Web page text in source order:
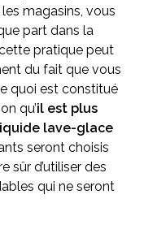
magasins, vous
part dans la
pratique peut
du fait que vous
quoi est constitué
qu’il est plus
lave-glace
seront choisis
sûr d’utiliser des
qui ne seront